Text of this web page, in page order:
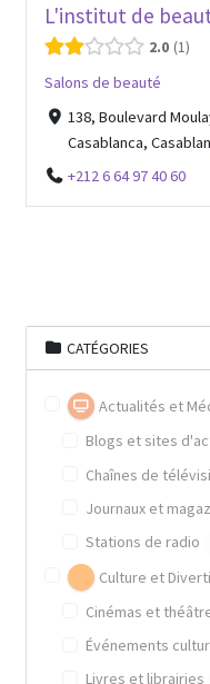
L'institut de
2.0 1
Salons de beauté
138, Boulevard
Casablanca,
+212 6 64 97 40 60
CATÉGORIES
Actualités et
Blogs et sites
Chaînes de
Journaux et
Stations de radio
Culture et
Cinémas et
Événements
Livres et librairies